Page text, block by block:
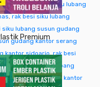
,rak besi siku lubang
, rak besi siku lubang
siku lubang susun gudang
gudang kantor serang
kantor sidoarjo,rak besi
,rak besi siku lubang
susun gudang kantor
Premium